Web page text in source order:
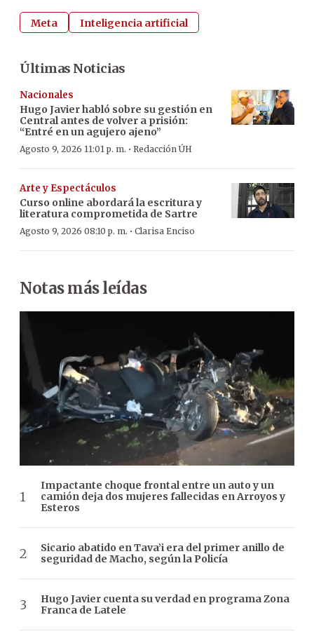
Meta Inteligencia artificial
Últimas Noticias
Nacionales
Hugo Javier habló sobre su gestión en
Central antes de volver a prisión:
“Entré en un agujero ajeno”
Agosto 9, 2026 11:01 p. m. · Redacción ÚH
Arte y Espectáculos
Curso online abordará la escritura y
literatura comprometida de Sartre
Agosto 9, 2026 08:10 p. m. · Clarisa Enciso
Notas más leídas
Impactante choque frontal entre un auto y un
camión deja dos mujeres fallecidas en Arroyos y
Esteros
Sicario abatido en Tava’i era del primer anillo de
seguridad de Macho, según la Policía
Hugo Javier cuenta su verdad en programa Zona
Franca de Latele